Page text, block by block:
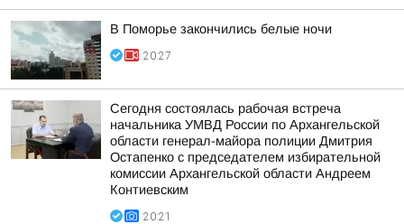
В Поморье закончились белые ночи
20:27
Сегодня состоялась рабочая встреча
начальника УМВД России по Архангельской
области генерал-майора полиции Дмитрия
Остапенко с председателем избирательной
комиссии Архангельской области Андреем
Контиевским
20:21